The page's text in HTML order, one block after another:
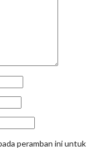
peramban ini untuk